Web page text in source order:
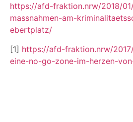
https://afd-fraktion.nrw/2018/
massnahmen-am-
ebertplatz/
[1] https://afd-fraktion.nrw/
eine-no-go-zone-im-herzen-